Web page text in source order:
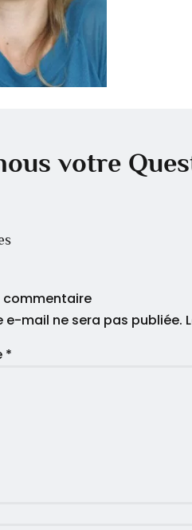
votre
commentaire
e-mail ne sera pas publiée.
*